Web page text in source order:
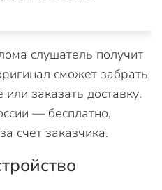
слушатель получит
сможет забрать
заказать доставку.
— бесплатно,
счет заказчика.